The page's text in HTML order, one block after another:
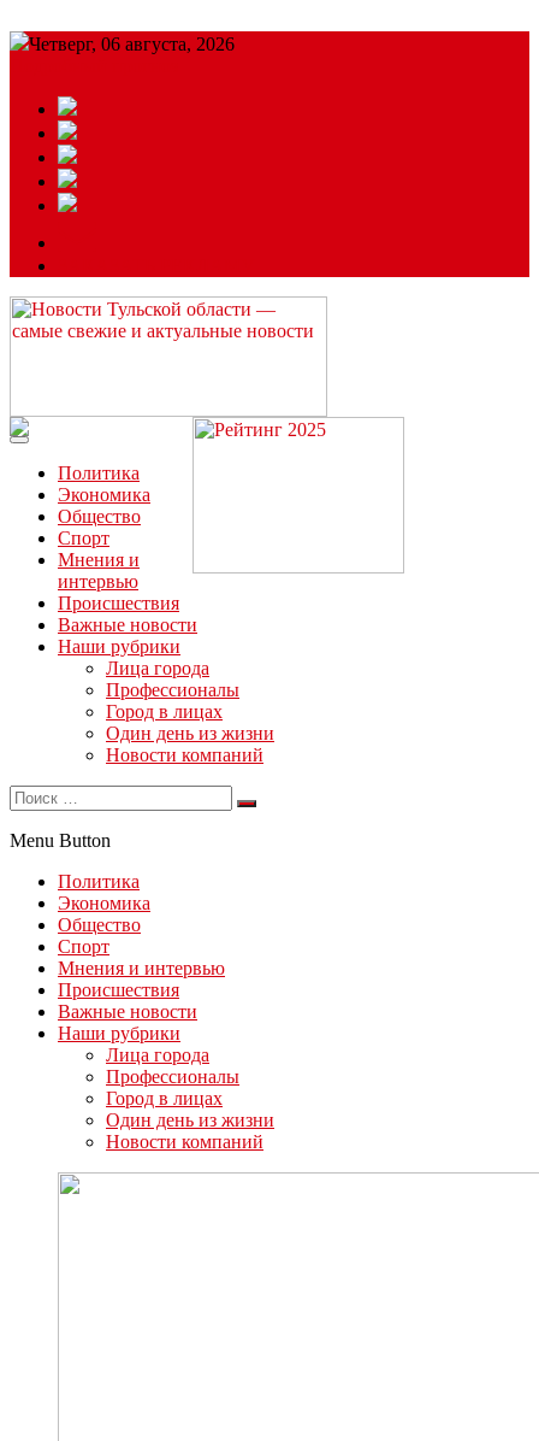
Четверг, 06 августа, 2026
Читайте последние новости дня в Тульской области на сайте
“ЗаНовомосковск”
Политика
Экономика
Общество
Спорт
Мнения и
интервью
Происшествия
Важные новости
Наши рубрики
Лица города
Профессионалы
Город в лицах
Один день из жизни
Новости компаний
Menu Button
Политика
Экономика
Общество
Спорт
Мнения и интервью
Происшествия
Важные новости
Наши рубрики
Лица города
Профессионалы
Город в лицах
Один день из жизни
Новости компаний